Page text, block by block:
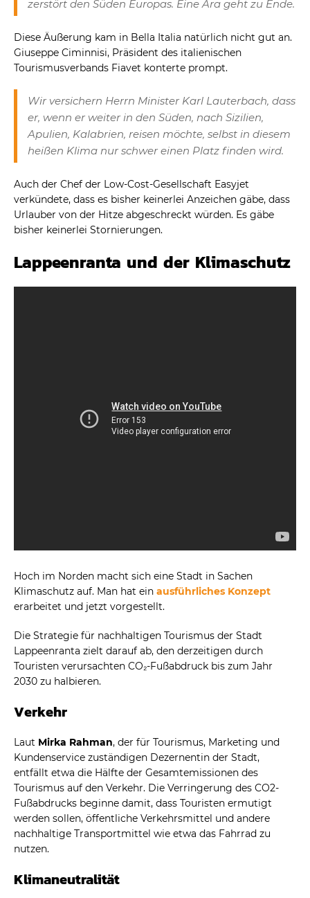
zerstört den Süden Europas. Eine Ära geht zu Ende.
Diese Äußerung kam in Bella Italia natürlich nicht gut an.
Giuseppe Ciminnisi, Präsident des italienischen
Tourismusverbands Fiavet konterte prompt.
Wir versichern Herrn Minister Karl Lauterbach, dass
er, wenn er weiter in den Süden, nach Sizilien,
Apulien, Kalabrien, reisen möchte, selbst in diesem
heißen Klima nur schwer einen Platz finden wird.
Auch der Chef der Low-Cost-Gesellschaft Easyjet
verkündete, dass es bisher keinerlei Anzeichen gäbe, dass
Urlauber von der Hitze abgeschreckt würden. Es gäbe
bisher keinerlei Stornierungen.
Lappeenranta und der Klimaschutz
Hoch im Norden macht sich eine Stadt in Sachen
Klimaschutz auf. Man hat ein ausführliches Konzept
erarbeitet und jetzt vorgestellt.
Die Strategie für nachhaltigen Tourismus der Stadt
Lappeenranta zielt darauf ab, den derzeitigen durch
Touristen verursachten CO₂-Fußabdruck bis zum Jahr
2030 zu halbieren.
Verkehr
Laut Mirka Rahman, der für Tourismus, Marketing und
Kundenservice zuständigen Dezernentin der Stadt,
entfällt etwa die Hälfte der Gesamtemissionen des
Tourismus auf den Verkehr. Die Verringerung des CO2-
Fußabdrucks beginne damit, dass Touristen ermutigt
werden sollen, öffentliche Verkehrsmittel und andere
nachhaltige Transportmittel wie etwa das Fahrrad zu
nutzen.
Klimaneutralität